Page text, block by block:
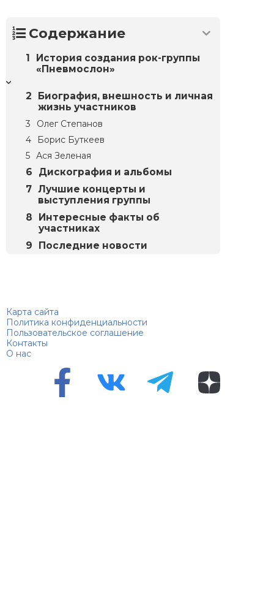
Содержание
История создания рок-группы
«Пневмослон»
Биография, внешность и личная
жизнь участников
Олег Степанов
Борис Буткеев
Ася Зеленая
Дискография и альбомы
Лучшие концерты и
выступления группы
Интересные факты об
участниках
Последние новости
Карта сайта
Политика конфиденциальности
Пользовательское соглашение
Контакты
О нас